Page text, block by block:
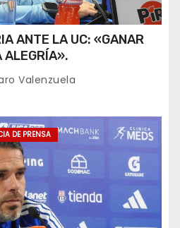
ANTE LA UC: «GANAR
ALEGRÍA».
Valenzuela
DE PRENSA